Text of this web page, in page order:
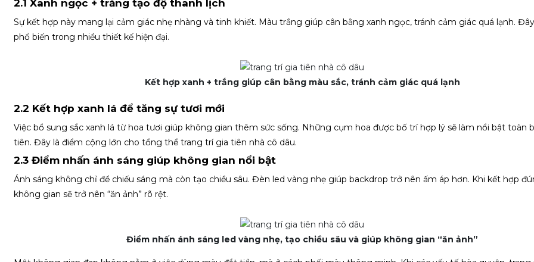
2.1 Xanh ngọc + trắng tạo độ thanh lịch
Sự kết hợp này mang lại cảm giác nhẹ nhàng và tinh khiết. Màu trắng giúp cân bằng xanh ngọc, tránh cảm giác quá lạnh.
phổ biến trong nhiều thiết kế hiện đại.
Kết hợp xanh + trắng giúp cân bằng màu sắc, tránh cảm giác quá lạnh
2.2 Kết hợp xanh lá để tăng sự tươi mới
Việc bổ sung sắc xanh lá từ hoa tươi giúp không gian thêm sức sống. Những cụm hoa được bố trí hợp lý sẽ làm nổi bật toàn
tiên. Đây là điểm cộng lớn cho tổng thể trang trí gia tiên nhà cô dâu.
2.3 Điểm nhấn ánh sáng giúp không gian nổi bật
Ánh sáng không chỉ để chiếu sáng mà còn tạo chiều sâu. Đèn led vàng nhẹ giúp backdrop trở nên ấm áp hơn. Khi kết hợp
không gian sẽ trở nên “ăn ảnh” rõ rệt.
Điểm nhấn ánh sáng led vàng nhẹ, tạo chiều sâu và giúp không gian “ăn ảnh”